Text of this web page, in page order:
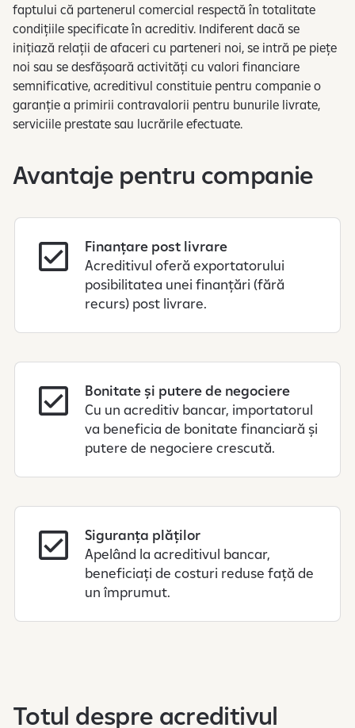
faptului că partenerul comercial respectă în totalitate
condițiile specificate în acreditiv. Indiferent dacă se
inițiază relații de afaceri cu parteneri noi, se intră pe piețe
noi sau se desfășoară activități cu valori financiare
semnificative, acreditivul constituie pentru companie o
garanție a primirii contravalorii pentru bunurile livrate,
serviciile prestate sau lucrările efectuate.
Avantaje pentru companie
Finanțare post livrare
Acreditivul oferă exportatorului
posibilitatea unei finanțări (fără
recurs) post livrare.
Bonitate și putere de negociere
Cu un acreditiv bancar, importatorul
va beneficia de bonitate financiară și
putere de negociere crescută.
Siguranța plăților
Apelând la acreditivul bancar,
beneficiați de costuri reduse față de
un împrumut.
Totul despre acreditivul